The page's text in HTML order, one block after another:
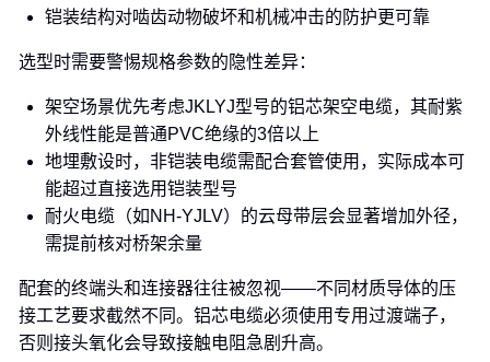
铠装结构对啮齿动物破坏和机械冲击的防护更可靠
选型时需要警惕规格参数的隐性差异：
架空场景优先考虑JKLYJ型号的铝芯架空电缆，其耐紫
外线性能是普通PVC绝缘的3倍以上
地埋敷设时，非铠装电缆需配合套管使用，实际成本可
能超过直接选用铠装型号
耐火电缆（如NH-YJLV）的云母带层会显著增加外径，
需提前核对桥架余量
配套的终端头和连接器往往被忽视——不同材质导体的压
接工艺要求截然不同。铝芯电缆必须使用专用过渡端子，
否则接头氧化会导致接触电阻急剧升高。